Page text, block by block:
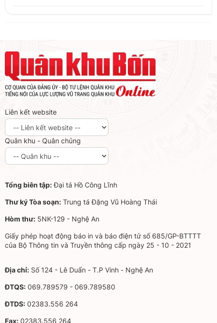
Liên kết website
Quân khu - Quân chủng
Tổng biên tập:Đại tá Hồ Công Lĩnh
Thư ký Tòa soạn: Trung tá Đặng Vũ Hoàng Thái
Hòm thư: 5NK-129 - Nghệ An
Giấy phép hoạt động báo in và báo điện tử số 685/GP-BTTTT
của Bộ Thông tin và Truyền thông cấp ngày 25 - 10 - 2021
Địa chỉ: Số 124 - Lê Duẩn - T.P Vinh - Nghệ An
ĐTQS: 069.789579 - 069.789580
ĐTDS: 02383.556 264
Fax: 02383.556 264